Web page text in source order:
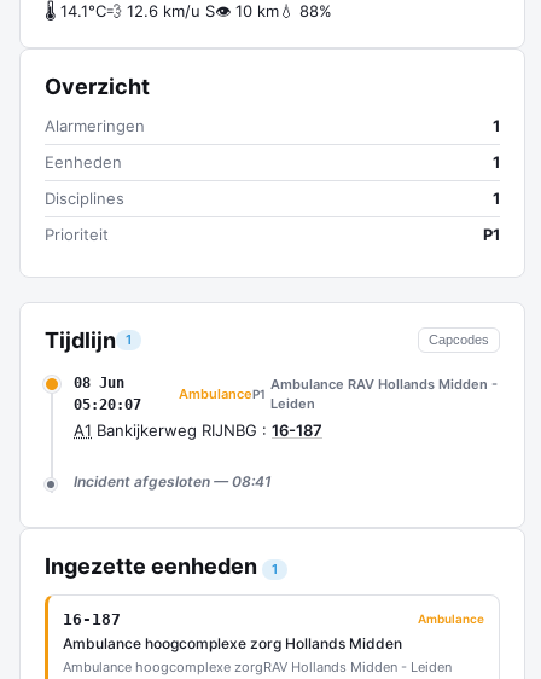
Tijdlijn 1 Capcodes
08 Jun
05:20:07
AmbulanceP1
Ambulance RAV Hollands Midden -
Leiden
A1 Bankijkerweg RIJNBG : 16-187
Incident afgesloten — 08:41
Ingezette eenheden 1
16-187 Ambulance
Ambulance hoogcomplexe zorg Hollands Midden
Ambulance hoogcomplexe zorgRAV Hollands Midden - Leiden
🌡 14.1°C💨 12.6 km/u S👁 10 km💧 88%
Overzicht
Alarmeringen
1
Eenheden
1
Disciplines
1
Prioriteit
P1